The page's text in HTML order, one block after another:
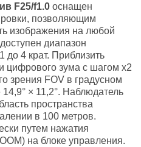
F25/f1.0 оснащен
позволяющим
изображения на любой
диапазон
до 4 крат. Приблизить
цифрового зума с шагом х2
зрения FOV в градусном
× 11,2°. Наблюдатель
пространства
в 100 метров.
путем нажатия
на блоке управления.